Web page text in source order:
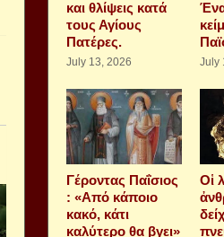
και θλίψεις κατά
τους Αγίους
Πατέρες.
July 13, 2026 July
Γέροντας Παΐσιος
: «Από κάποιο
κακό, κάτι
καλύτερο θα βγει»
Οἱ